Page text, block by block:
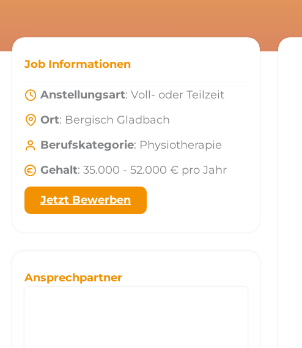
Job Informationen
Anstellungsart: Voll- oder Teilzeit
Ort: Bergisch Gladbach
Berufskategorie: Physiotherapie
Gehalt: 35.000 - 52.000 € pro Jahr
Jetzt Bewerben
Ansprechpartner